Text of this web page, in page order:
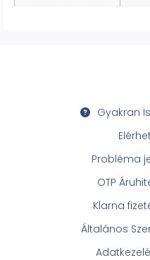
Gyakran
Probléma
OTP
Klarna
Általános